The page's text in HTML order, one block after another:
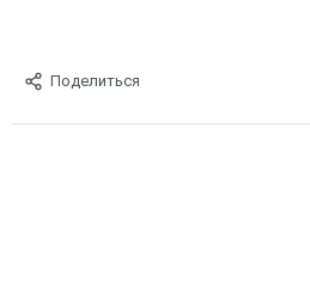
Поделиться